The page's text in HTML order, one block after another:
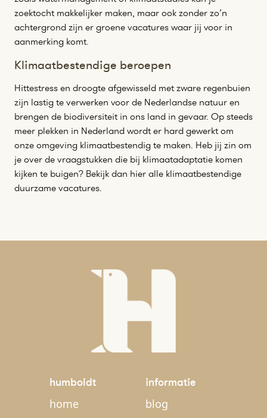
zoektocht makkelijker maken, maar ook zonder zo’n
achtergrond zijn er groene vacatures waar jij voor in
aanmerking komt.
Klimaatbestendige beroepen
Hittestress en droogte afgewisseld met zware regenbuien
zijn lastig te verwerken voor de Nederlandse natuur en
brengen de biodiversiteit in ons land in gevaar. Op steeds
meer plekken in Nederland wordt er hard gewerkt om
onze omgeving klimaatbestendig te maken. Heb jij zin om
je over de vraagstukken die bij klimaatadaptatie komen
kijken te buigen? Bekijk dan hier alle klimaatbestendige
duurzame vacatures.
humboldt
home
informatie
blog